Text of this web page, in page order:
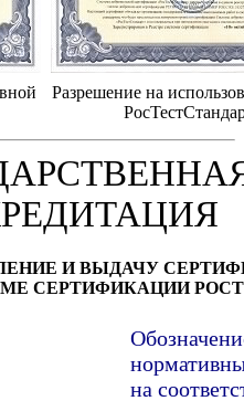
Разрешение на
И ВЫДАЧУ
СЕРТИФИКАЦИИ
на